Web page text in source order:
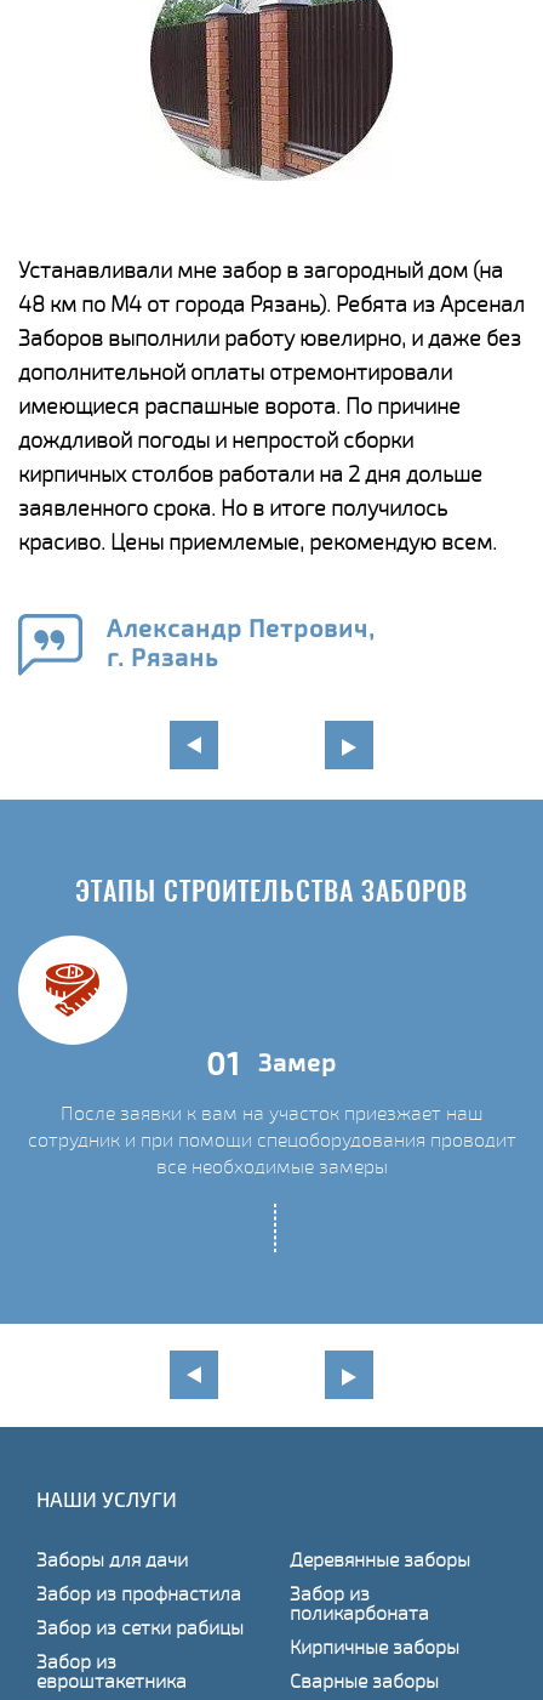
Устанавливали мне забор в загородный дом (на
48 км по М4 от города Рязань). Ребята из Арсенал
Заборов выполнили работу ювелирно, и даже без
дополнительной оплаты отремонтировали
имеющиеся распашные ворота. По причине
дождливой погоды и непростой сборки
кирпичных столбов работали на 2 дня дольше
заявленного срока. Но в итоге получилось
красиво. Цены приемлемые, рекомендую всем.
Александр Петрович,
г. Рязань
ЭТАПЫ СТРОИТЕЛЬСТВА ЗАБОРОВ
01 Замер
После заявки к вам на участок приезжает наш
сотрудник и при помощи спецоборудования проводит
все необходимые замеры
НАШИ УСЛУГИ
Заборы для дачи
Забор из профнастила
Забор из сетки рабицы
Забор из
евроштакетника
Деревянные заборы
Забор из
поликарбоната
Кирпичные заборы
Сварные заборы